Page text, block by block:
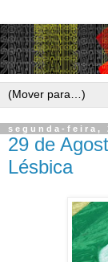
segunda-feira,
29 de
Lésbica